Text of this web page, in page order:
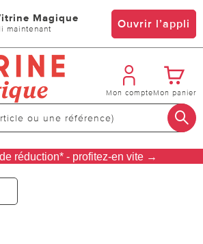
Magique
maintenant Ouvrir l’appli
Mon compteMon panier
réduction* - profitez-en vite →